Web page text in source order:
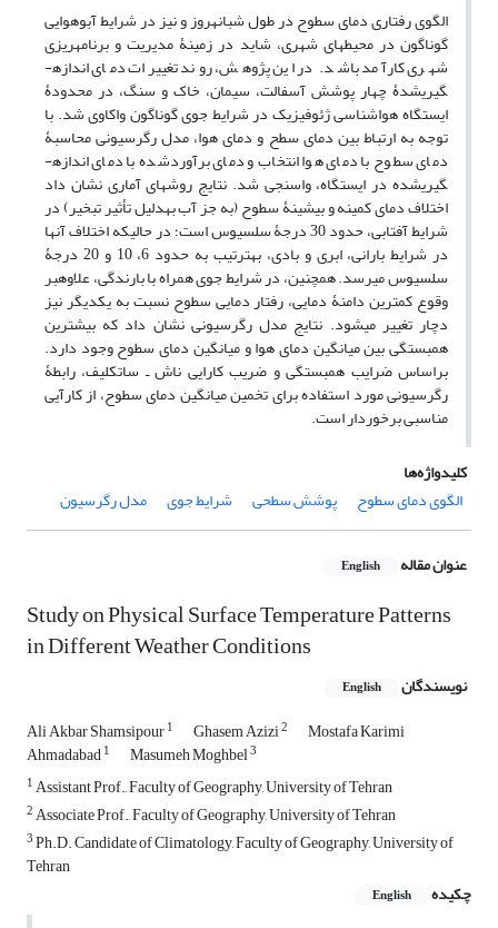
الگوی رفتاری دمای سطوح در طول شبانه‎روز و نیز در شرایط آب‎وهوایی
گوناگون در محیط‎های شهری، شاید در زمینۀ مدیریت و برنامه­ریزی
شهری کارآمد باشد. در این پژوهش، روند تغییرات دمای اندازه­
گیری‎شدۀ چهار پوشش آسفالت، سیمان، خاک و سنگ، در محدودۀ
ایستگاه هواشناسی ژئوفیزیک در شرایط جوی گوناگون واکاوی شد. با
توجه به ارتباط بین دمای سطح و دمای هوا، مدل رگرسیونی محاسبۀ
دمای سطوح با دمای هوا انتخاب و دمای برآوردشده با دمای اندازه­
گیری‎شده در ایستگاه، واسنجی شد. نتایج روش­های آماری نشان داد
اختلاف دمای کمینه و بیشینۀ سطوح (به جز آب به‎دلیل تأثیر تبخیر) در
شرایط آفتابی، حدود 30 درجۀ سلسیوس است؛ در حالیکه اختلاف آنها
در شرایط بارانی، ابری و بادی، به‎ترتیب به حدود 6، 10 و 20 درجۀ
سلسیوس می‎رسد. همچنین، در شرایط جوی همراه با بارندگی، علاوه‎بر
وقوع کمترین دامنۀ دمایی، رفتار دمایی سطوح نسبت به یکدیگر نیز
دچار تغییر می‎شود. نتایج مدل رگرسیونی نشان داد که بیشترین
همبستگی بین میانگین دمای هوا و میانگین دمای سطوح وجود دارد.
براساس ضرایب همبستگی و ضریب کارایی ناش ـ ساتکلیف، رابطۀ
رگرسیونی مورد استفاده برای تخمین میانگین دمای سطوح، از کارآیی
مناسبی برخوردار است.
کلیدواژه‌ها
الگوی دمای سطوح
پوشش سطحی شرایط جوی مدل رگرسیون
عنوان مقاله English
Study on Physical Surface Temperature Patterns
in Different Weather Conditions
نویسندگان English
Ali Akbar Shamsipour1 Ghasem Azizi2 Mostafa Karimi
Ahmadabad1 Masumeh Moghbel3
1Assistant Prof., Faculty of Geography, University of Tehran
2Associate Prof., Faculty of Geography, University of Tehran
3Ph.D. Candidate of Climatology, Faculty of Geography, University of
Tehran
چکیده
English